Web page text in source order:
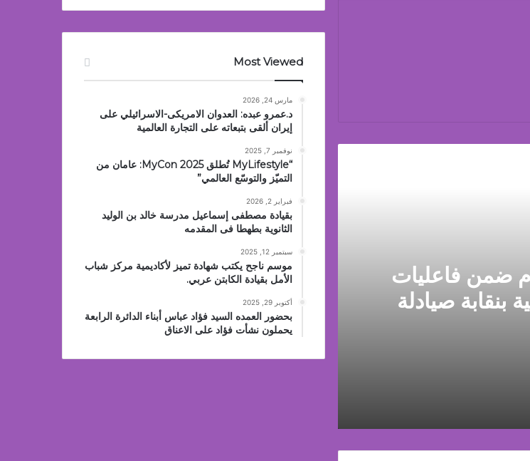
ضمن فاعليات
بنقابة صيادلة
Most Viewed
مارس 24, 2026
د.عمرو عبده: العدوان الامريكى-الاسرائيلي على
إيران ألقى بتبعاته على التجارة العالمية
نوفمبر 7, 2025
“MyLifestyle تُطلق MyCon 2025: عامان من
التميّز والتوسّع العالمي”
فبراير 2, 2026
بقيادة مصطفى إسماعيل مدرسة خالد بن الوليد
الثانوية بطهطا فى المقدمه
سبتمبر 12, 2025
موسم ناجح يكتب شهادة تميز لأكاديمية مركز شباب
الأمل بقيادة الكابتن عربي.
أكتوبر 29, 2025
بحضور العمده السيد فؤاد عباس أبناء الدائرة الرابعة
يحملون نشأت فؤاد على الاعناق